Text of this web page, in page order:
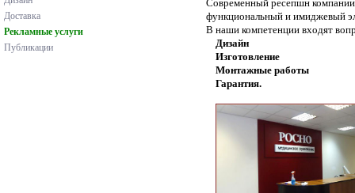
Доставка
Рекламные услуги
Публикации
Современный ресепшн
функциональный и имиджевый
В наши компетенции входят
Дизайн
Изготовление
Монтажные работы
Гарантия.